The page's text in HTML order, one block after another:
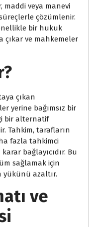
maddi veya manevi
çözümlenir.
bir hukuk
çıkar ve mahkemeler
çıkan
yerine bağımsız bir
bir alternatif
Tahkim, tarafların
fazla tahkimci
bağlayıcıdır. Bu
sağlamak için
yükünü azaltır.
ve